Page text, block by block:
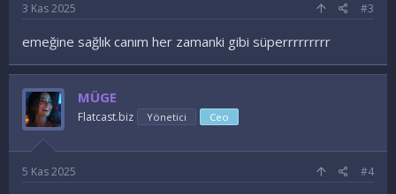
3 Kas 2025 #3
emeğine sağlık canım her zamanki gibi süperrrrrrrrr
MÜGE
Flatcast.biz Yönetici Ceo
5 Kas 2025 #4